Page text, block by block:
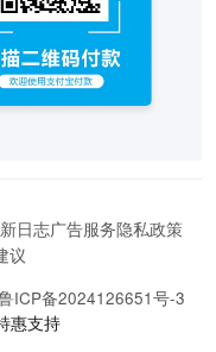
日志广告服务隐私政策
议
ICP备2024126651号-3
惠支持